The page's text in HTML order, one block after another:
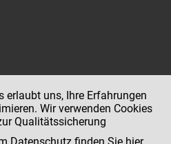
erlaubt uns, Ihre Erfahrungen
Wir verwenden Cookies
Qualitätssicherung